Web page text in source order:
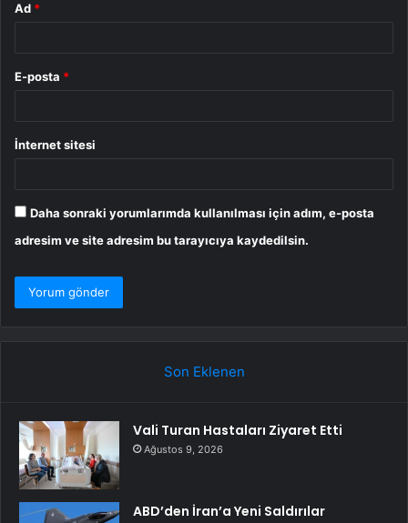
Ad *
E-posta *
İnternet sitesi
Daha sonraki yorumlarımda kullanılması için adım, e-posta
adresim ve site adresim bu tarayıcıya kaydedilsin.
Son Eklenen
Vali Turan Hastaları Ziyaret Etti
Ağustos 9, 2026
ABD’den İran’a Yeni Saldırılar